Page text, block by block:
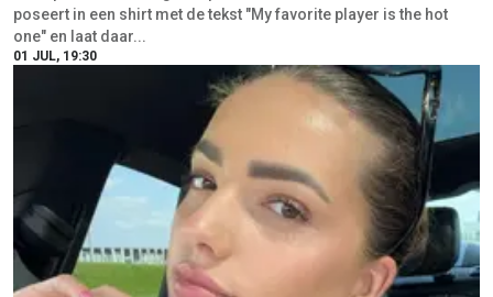
poseert in een shirt met de tekst "My favorite player is the hot
one" en laat daar...
01 JUL, 19:30